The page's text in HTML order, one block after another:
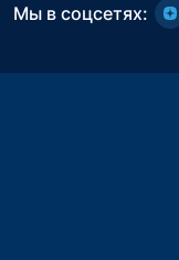
Мы в соцсетях: